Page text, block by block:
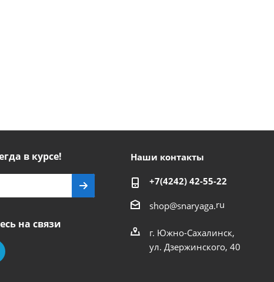
в курсе!
на связи
Наши контакты
+7(4242) 42-55-22
shop@snaryaga.ru
г. Южно-Сахалинск,
ул. Дзержинского, 40